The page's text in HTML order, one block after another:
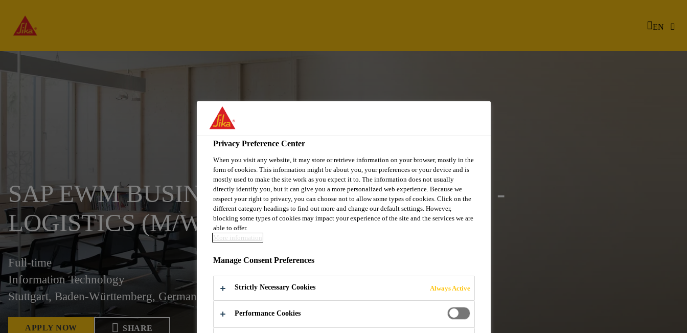
EN
SAP EWM BUSINESS PROCESS MANAGER -
LOGISTICS (M/W/D)
Full-time
Information Technology
Stuttgart, Baden-Württemberg, Germany
APPLY NOW SHARE
Privacy Preference Center
When you visit any website, it may store or retrieve information on your browser, mostly in the
form of cookies. This information might be about you, your preferences or your device and is
mostly used to make the site work as you expect it to. The information does not usually
directly identify you, but it can give you a more personalized web experience. Because we
respect your right to privacy, you can choose not to allow some types of cookies. Click on the
different category headings to find out more and change our default settings. However,
blocking some types of cookies may impact your experience of the site and the services we are
able to offer.
More information
Manage Consent Preferences
Strictly Necessary Cookies Always Active
Performance Cookies